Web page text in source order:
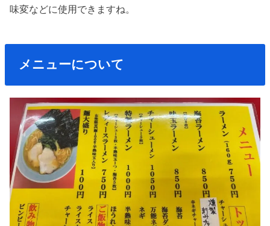
味変などに使用できますね。
メニューについて